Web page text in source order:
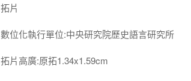
拓片
數位化執行單位:中央研究院歷史語言研究所
拓片高廣:原拓1.34x1.59cm